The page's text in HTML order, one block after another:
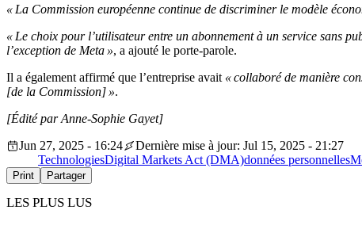
« La Commission européenne continue de discriminer le modèle
« Le choix pour l’utilisateur entre un abonnement à un service sans
l’exception de Meta », a ajouté le porte-parole.
Il a également affirmé que l’entreprise avait « collaboré de manière
[de la Commission] ».
[Édité par Anne-Sophie Gayet]
Jun 27, 2025 - 16:24
Dernière mise à jour: Jul 15, 2025 - 21:27
TechnologiesDigital Markets Act (DMA)données personnelles
Print Partager
LES PLUS LUS